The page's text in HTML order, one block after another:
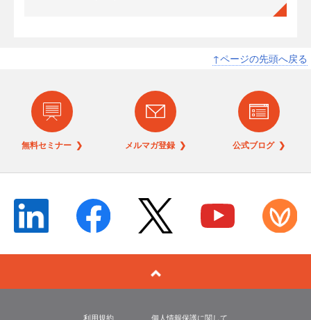
↑ページの先頭へ戻る
無料セミナー ❯ メルマガ登録 ❯ 公式ブログ ❯
利用規約 個人情報保護に関して